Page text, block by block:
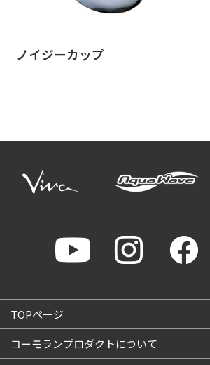
ノイジーカップ
TOPページ
コーモランプロダクトについて